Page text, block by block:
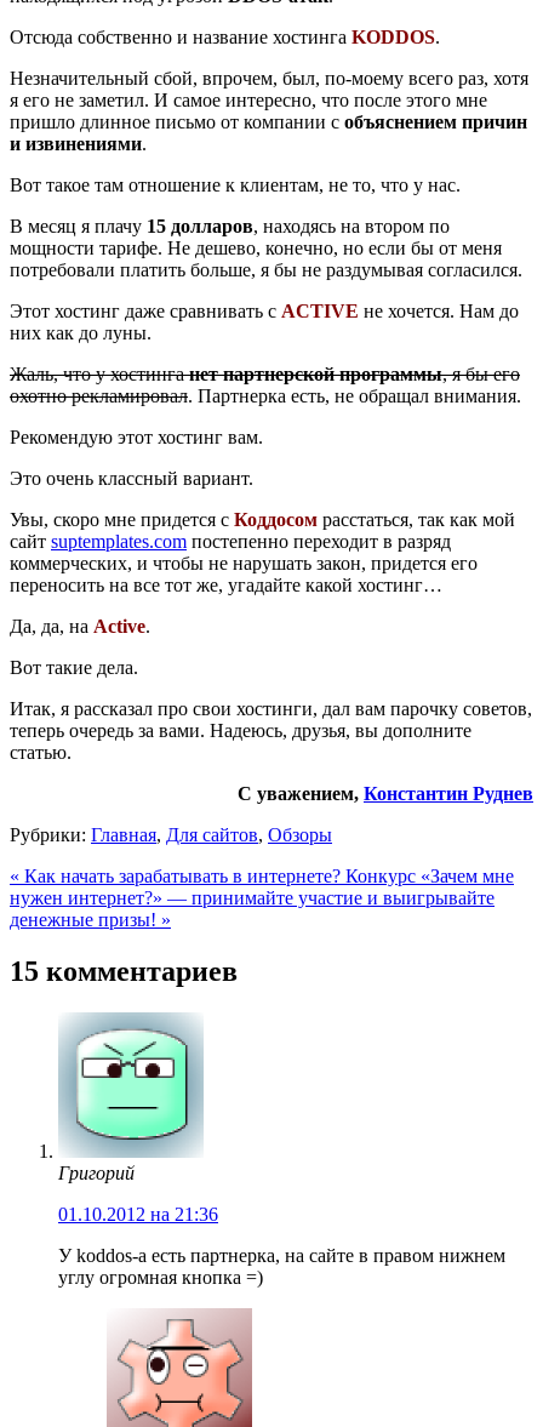
Отсюда собственно и название хостинга KODDOS.
Незначительный сбой, впрочем, был, по-моему всего раз, хотя
я его не заметил. И самое интересно, что после этого мне
пришло длинное письмо от компании с объяснением причин
и извинениями.
Вот такое там отношение к клиентам, не то, что у нас.
В месяц я плачу 15 долларов, находясь на втором по
мощности тарифе. Не дешево, конечно, но если бы от меня
потребовали платить больше, я бы не раздумывая согласился.
Этот хостинг даже сравнивать с ACTIVE не хочется. Нам до
них как до луны.
Жаль, что у хостинганет партнерской программы, я бы его
охотно рекламировал. Партнерка есть, не обращал внимания.
Рекомендую этот хостинг вам.
Это очень классный вариант.
Увы, скоро мне придется с Коддосом расстаться, так как мой
сайт suptemplates.com постепенно переходит в разряд
коммерческих, и чтобы не нарушать закон, придется его
переносить на все тот же, угадайте какой хостинг…
Да, да, на Active.
Вот такие дела.
Итак, я рассказал про свои хостинги, дал вам парочку советов,
теперь очередь за вами. Надеюсь, друзья, вы дополните
статью.
С уважением, Константин Руднев
Рубрики: Главная, Для сайтов, Обзоры
« Как начать зарабатывать в интернете? Конкурс «Зачем мне
нужен интернет?» — принимайте участие и выигрывайте
денежные призы! »
15 комментариев
Григорий
01.10.2012 на 21:36
У koddos-a есть партнерка, на сайте в правом нижнем
углу огромная кнопка =)